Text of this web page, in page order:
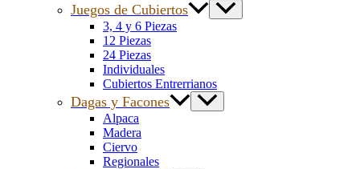
Juegos de Cubiertos
3, 4 y 6 Piezas
12 Piezas
24 Piezas
Individuales
Cubiertos Entrerrianos
Dagas y Facones
Alpaca
Madera
Ciervo
Regionales